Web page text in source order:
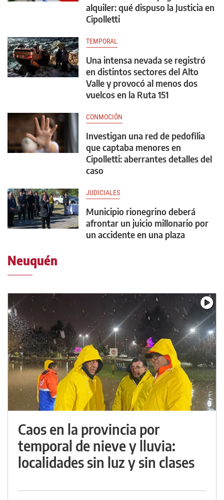
alquiler: qué dispuso la Justicia en
Cipolletti
TEMPORAL
Una intensa nevada se registró
en distintos sectores del Alto
Valle y provocó al menos dos
vuelcos en la Ruta 151
CONMOCIÓN
Investigan una red de pedofilia
que captaba menores en
Cipolletti: aberrantes detalles del
caso
JUDICIALES
Municipio rionegrino deberá
afrontar un juicio millonario por
un accidente en una plaza
Neuquén
Caos en la provincia por
temporal de nieve y lluvia:
localidades sin luz y sin clases